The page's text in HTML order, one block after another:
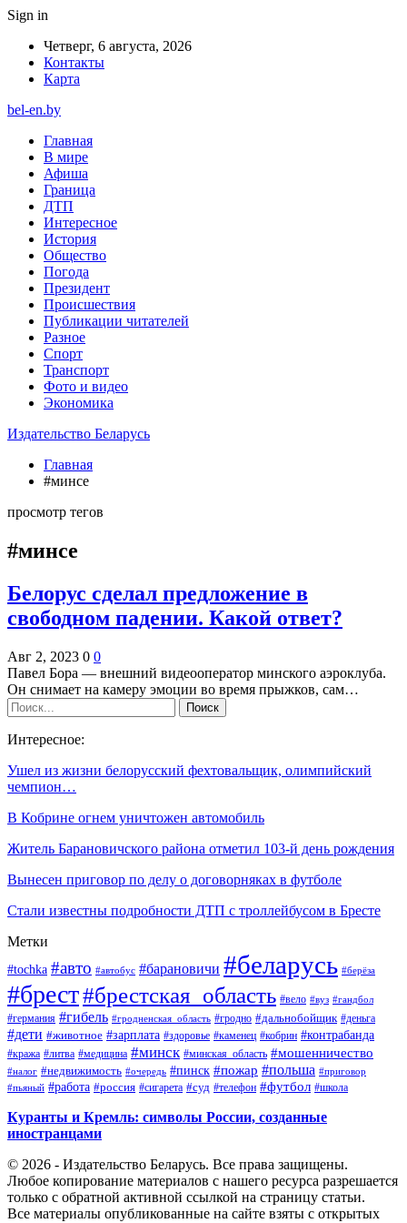
Sign in
Четверг, 6 августа, 2026
Контакты
Карта
bel-en.by
Главная
В мире
Афиша
Граница
ДТП
Интересное
История
Общество
Погода
Президент
Происшествия
Публикации читателей
Разное
Спорт
Транспорт
Фото и видео
Экономика
Издательство Беларусь
Главная
#минсе
просмотр тегов
#минсе
Белорус сделал предложение в
свободном падении. Какой ответ?
Авг 2, 2023 0 0
Павел Бора — внешний видеооператор минского аэроклуба.
Он снимает на камеру эмоции во время прыжков, сам…
Интересное:
Ушел из жизни белорусский фехтовальщик, олимпийский
чемпион…
В Кобрине огнем уничтожен автомобиль
Житель Барановичского района отметил 103-й день рождения
Вынесен приговор по делу о договорняках в футболе
Стали известны подробности ДТП с троллейбусом в Бресте
Метки
#tochka #авто #автобус #барановичи #беларусь #берёза
#брест#брестская_область #вело #вуз #гандбол
#германия #гибель #гродненская_область #гродно #дальнобойщик #деньга
#дети #животное #зарплата #здоровье #каменец #кобрин #контрабанда
#кража #литва #медицина #минск #минская_область #мошенничество
#налог #недвижимость #очередь #пинск #пожар #польша #приговор
#пьяный #работа #россия #сигарета #суд #телефон #футбол #школа
Куранты и Кремль: символы России, созданные
иностранцами
© 2026 - Издательство Беларусь. Все права защищены.
Любое копирование материалов с нашего ресурса разрешается
только с обратной активной ссылкой на страницу статьи.
Все материалы опубликованные на сайте взяты с открытых